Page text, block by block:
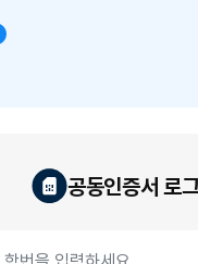
공동인증서 로